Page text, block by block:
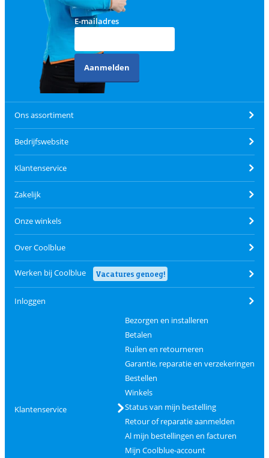
E-mailadres
Aanmelden
Ons assortiment
Bedrijfswebsite
Klantenservice
Zakelijk
Onze winkels
Over Coolblue
Werken bij Coolblue Vacatures genoeg!
Inloggen
Klantenservice
Bezorgen en installeren
Betalen
Ruilen en retourneren
Garantie, reparatie en verzekeringen
Bestellen
Winkels
Status van mijn bestelling
Retour of reparatie aanmelden
Al mijn bestellingen en facturen
Mijn Coolblue-account